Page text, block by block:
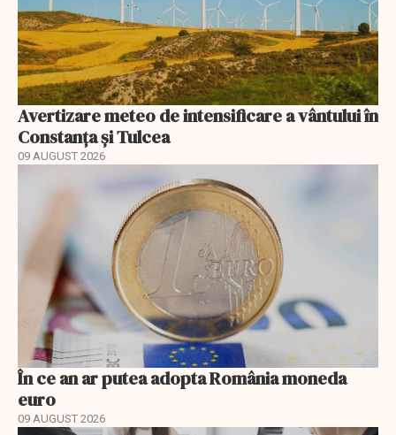
Avertizare meteo de intensificare a vântului în
Constanța și Tulcea
09 AUGUST 2026
În ce an ar putea adopta România moneda
euro
09 AUGUST 2026